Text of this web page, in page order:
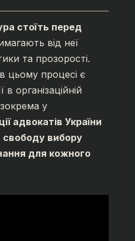
стоїть перед
від неї
та прозорості.
цьому процесі є
організаційній
у
адвокатів України
вибору
для кожного